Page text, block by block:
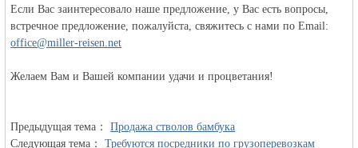
Германии -
Если Вас заинтересовало наше предложение, у Вас есть вопросы,
встречное предложение, пожалуйста, свяжитесь с нами по Email:
office@miller-reisen.net
Желаем Вам и Вашей компании удачи и процветания!
Предыдущая тема：Продажа стволов бамбука
Следующая тема：Требуются посредники по грузоперевозкам